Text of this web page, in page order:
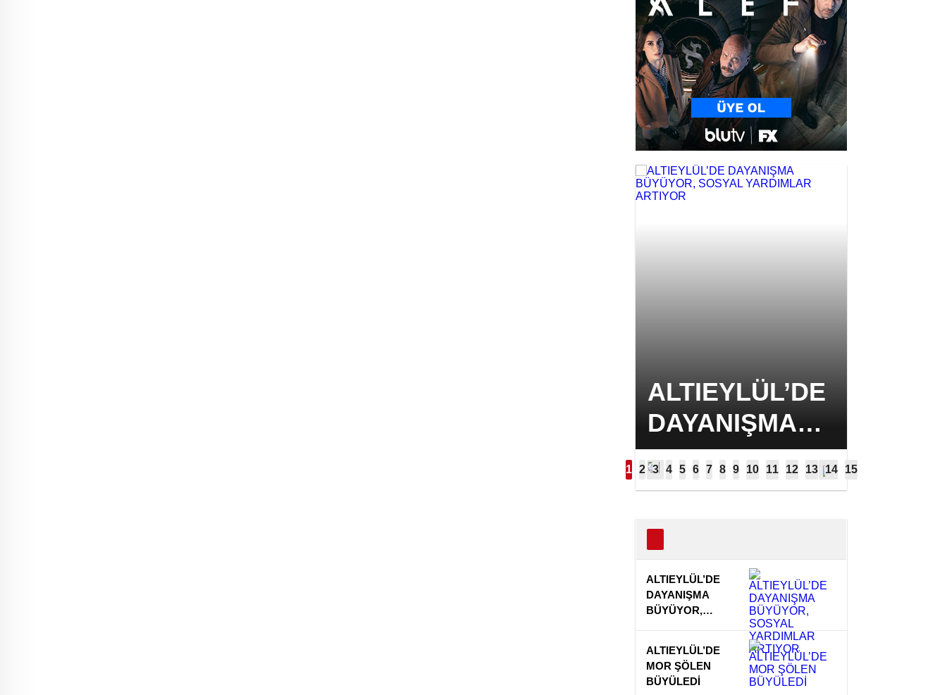
ALTIEYLÜL’DE
DAYANIŞMA
BÜYÜYOR,
SOSYAL
ARTIYOR
ALTIEYLÜL’DE
DAYANIŞMA
BÜYÜYOR,
ARTIYOR
ALTIEYLÜL’DE
MOR ŞÖLEN
BÜYÜLEDİ